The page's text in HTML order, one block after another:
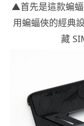
▲首先是這款蝙
用蝙蝠俠的經典
藏